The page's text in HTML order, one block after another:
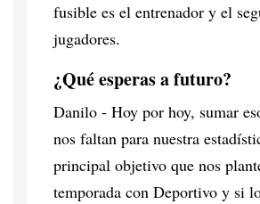
fusible es el entrenador y el
jugadores.
¿Qué esperas a futuro?
Danilo - Hoy por hoy, sumar
nos faltan para nuestra
principal objetivo que nos
temporada con Deportivo y si